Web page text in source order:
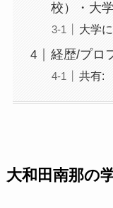
校）・大
大学
経歴/プロ
共有:
大和田南那の